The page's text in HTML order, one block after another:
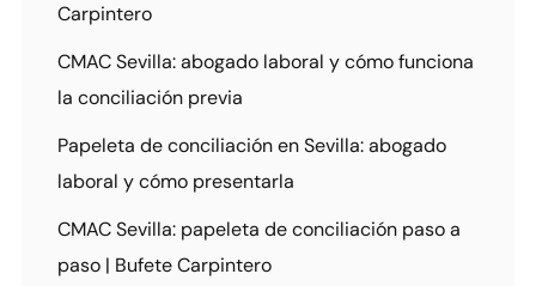
Carpintero
CMAC Sevilla: abogado laboral y cómo funciona
la conciliación previa
Papeleta de conciliación en Sevilla: abogado
laboral y cómo presentarla
CMAC Sevilla: papeleta de conciliación paso a
paso | Bufete Carpintero